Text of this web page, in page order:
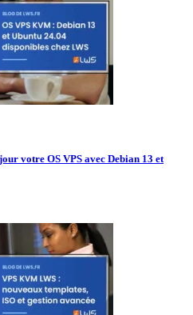
votre OS VPS avec Debian 13 et